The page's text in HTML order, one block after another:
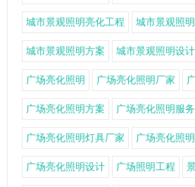
城市景观照明亮化工程 城市景观照
城市景观照明方案 城市景观照明设计
广场亮化照明 广场亮化照明厂家
广场亮化照明方案 广场亮化照明服
广场亮化照明灯具厂家 广场亮化照
广场亮化照明设计 广场照明工程